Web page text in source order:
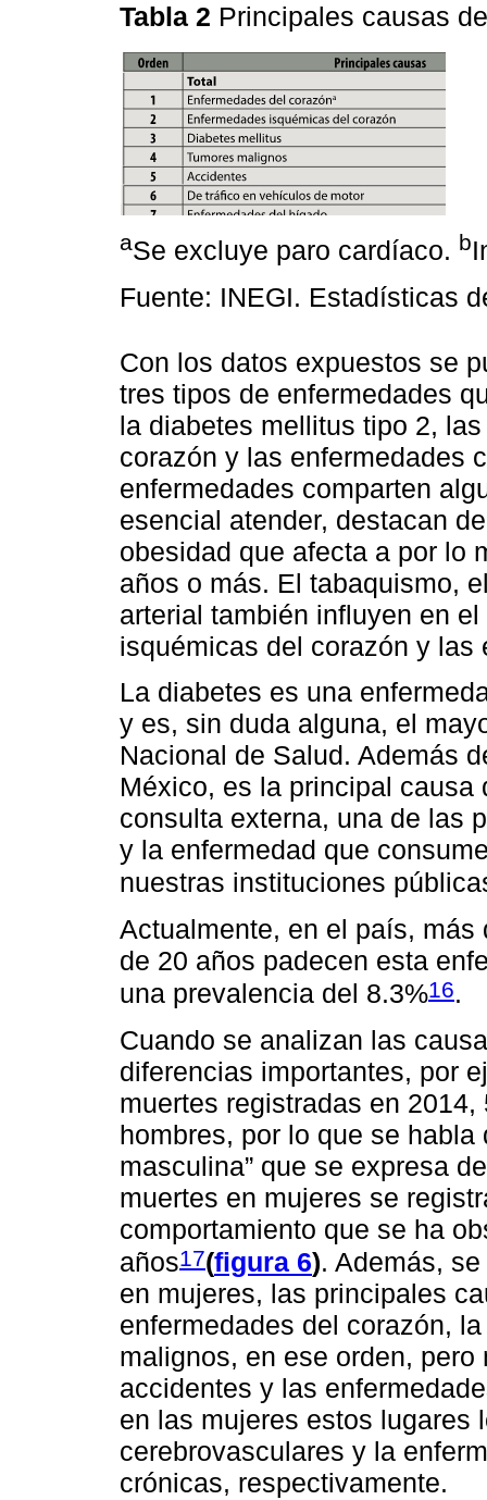
Tabla 2 Principales causas
aSe excluye paro cardíaco. b
Fuente: INEGI. Estadísticas
Con los datos expuestos se
tres tipos de enfermedades
la diabetes mellitus tipo 2,
corazón y las enfermedades
enfermedades comparten
esencial atender, destacan
obesidad que afecta a por lo
años o más. El tabaquismo,
arterial también influyen en
isquémicas del corazón y las
La diabetes es una
y es, sin duda alguna, el
Nacional de Salud. Además
México, es la principal
consulta externa, una de las
y la enfermedad que
nuestras instituciones
Actualmente, en el país,
de 20 años padecen esta
una prevalencia del 8.3%16.
Cuando se analizan las
diferencias importantes, por
muertes registradas en
hombres, por lo que se
masculina” que se expresa
muertes en mujeres se
comportamiento que se ha
años17(figura 6). Además,
en mujeres, las principales
enfermedades del corazón,
malignos, en ese orden,
accidentes y las
en las mujeres estos lugares
cerebrovasculares y la
crónicas, respectivamente.